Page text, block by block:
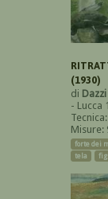
(1930)
di
- Lucca
Misure:
forte dei
tela